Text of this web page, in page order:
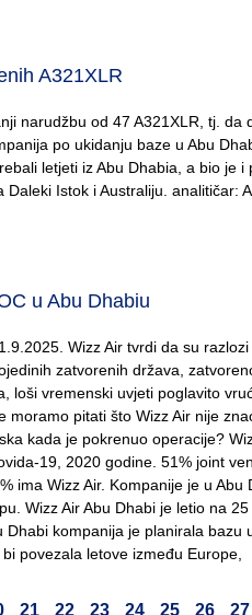
A321XLR
narudžbu od 47 A321XLR, tj. da
po ukidanju baze u Abu
letjeti iz Abu Dhabia, a bio je i
Istok i Australiju. analitičar:
u Abu Dhabiu
Wizz Air tvrdi da su razlozi
zatvorenih država,
loši vremenski uvjeti poglavito
moramo pitati što Wizz Air nije
kada je pokrenuo operacije?
19, 2020 godine. 51% joint
ima Wizz Air. Kompanije je u Abu
Wizz Air Abu Dhabi je letio na
kompanija je planirala bazu
povezala letove između Europe,
21 22 23 24 25 26 27